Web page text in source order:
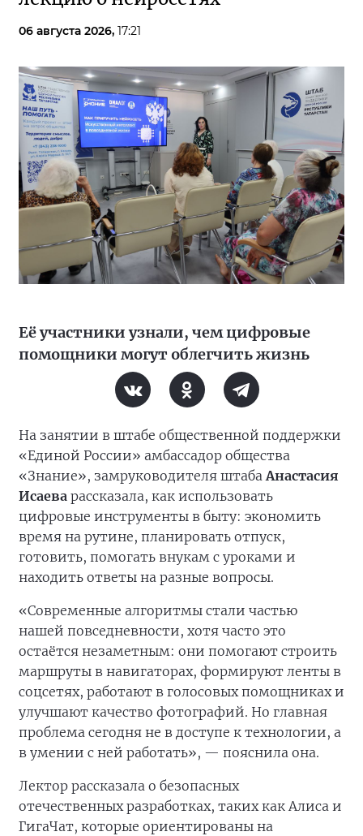
06 августа 2026, 17:21
Её участники узнали, чем цифровые
помощники могут облегчить жизнь
На занятии в штабе общественной поддержки
«Единой России» амбассадор общества
«Знание», замруководителя штабаАнастасия
Исаева рассказала, как использовать
цифровые инструменты в быту: экономить
время на рутине, планировать отпуск,
готовить, помогать внукам с уроками и
находить ответы на разные вопросы.
«Современные алгоритмы стали частью
нашей повседневности, хотя часто это
остаётся незаметным: они помогают строить
маршруты в навигаторах, формируют ленты в
соцсетях, работают в голосовых помощниках и
улучшают качество фотографий. Но главная
проблема сегодня не в доступе к технологии, а
в умении с ней работать», — пояснила она.
Лектор рассказала о безопасных
отечественных разработках, таких как Алиса и
ГигаЧат, которые ориентированы на